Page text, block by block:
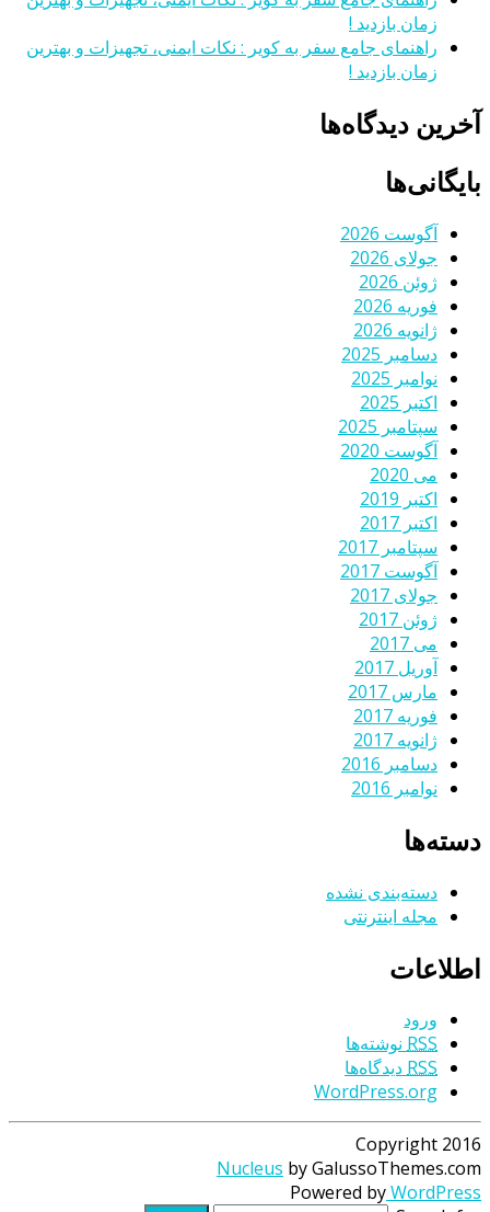
زمان بازدید !
راهنمای جامع سفر به کویر : نکات ایمنی، تجهیزات و بهترین
زمان بازدید !
آخرین دیدگاه‌ها
بایگانی‌ها
آگوست 2026
جولای 2026
ژوئن 2026
فوریه 2026
ژانویه 2026
دسامبر 2025
نوامبر 2025
اکتبر 2025
سپتامبر 2025
آگوست 2020
می 2020
اکتبر 2019
اکتبر 2017
سپتامبر 2017
آگوست 2017
جولای 2017
ژوئن 2017
می 2017
آوریل 2017
مارس 2017
فوریه 2017
ژانویه 2017
دسامبر 2016
نوامبر 2016
دسته‌ها
دسته‌بندی نشده
مجله اینترنتی
اطلاعات
ورود
RSS نوشته‌ها
RSSدیدگاه‌ها
WordPress.org
Copyright 2016
Nucleus by GalussoThemes.com
Powered byWordPress